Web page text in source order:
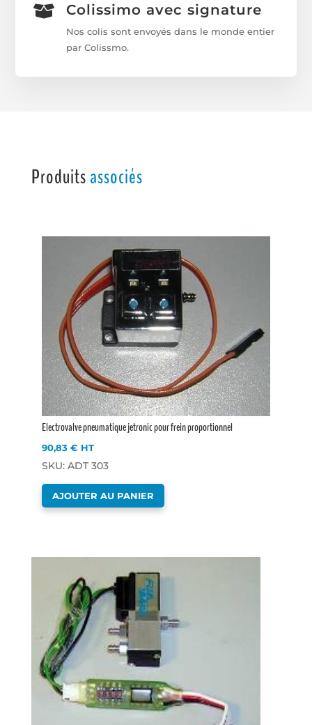
 Colissimo avec signature
Nos colis sont envoyés dans le monde entier
par Colissmo.
Produitsassociés
Electrovalve pneumatique jetronic pour frein proportionnel
90,83 € HT
SKU: ADT 303
AJOUTER AU PANIER